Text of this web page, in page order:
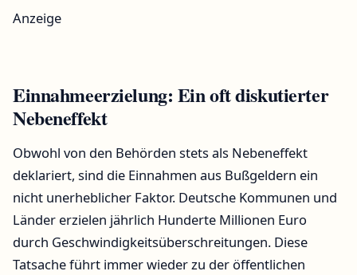
Anzeige
Einnahmeerzielung: Ein oft diskutierter
Nebeneffekt
Obwohl von den Behörden stets als Nebeneffekt
deklariert, sind die Einnahmen aus Bußgeldern ein
nicht unerheblicher Faktor. Deutsche Kommunen und
Länder erzielen jährlich Hunderte Millionen Euro
durch Geschwindigkeitsüberschreitungen. Diese
Tatsache führt immer wieder zu der öffentlichen